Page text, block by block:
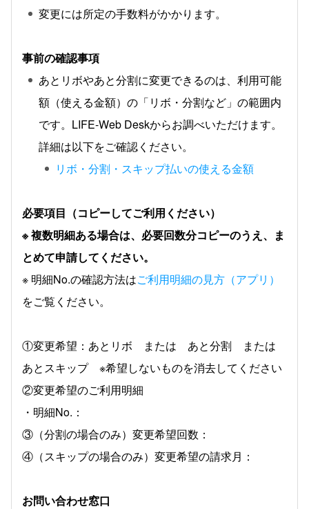
変更には所定の手数料がかかります。
事前の確認事項
あとリボやあと分割に変更できるのは、利用可能
額（使える金額）の「リボ・分割など」の範囲内
です。LIFE-Web Deskからお調べいただけます。
詳細は以下をご確認ください。
リボ・分割・スキップ払いの使える金額
必要項目（コピーしてご利用ください）
※ 複数明細ある場合は、必要回数分コピーのうえ、ま
とめて申請してください。
※ 明細No.の確認方法はご利用明細の見方（アプリ）
をご覧ください。
①変更希望：あとリボ または あと分割 または
あとスキップ ※希望しないものを消去してください
②変更希望のご利用明細
・明細No.：
③（分割の場合のみ）変更希望回数：
④（スキップの場合のみ）変更希望の請求月：
お問い合わせ窓口